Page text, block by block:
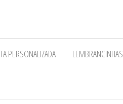
PERSONALIZADA LEMBRANCINHAS